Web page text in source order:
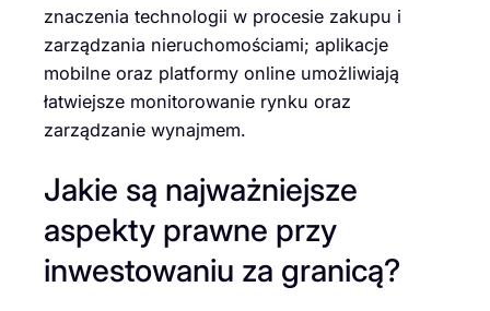
znaczenia technologii w procesie zakupu i
zarządzania nieruchomościami; aplikacje
mobilne oraz platformy online umożliwiają
łatwiejsze monitorowanie rynku oraz
zarządzanie wynajmem.
Jakie są najważniejsze
aspekty prawne przy
inwestowaniu za granicą?